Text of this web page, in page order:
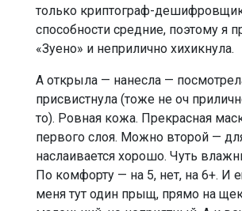
только криптограф-
способности средние, поэтому я
«Зуено» и неприлично хихикнула.
А открыла — нанесла —
присвистнула (тоже не оч
то). Ровная кожа. Прекрасная
первого слоя. Можно второй —
наслаивается хорошо. Чуть
По комфорту — на 5, нет, на 6+. И
меня тут один прыщ, прямо на